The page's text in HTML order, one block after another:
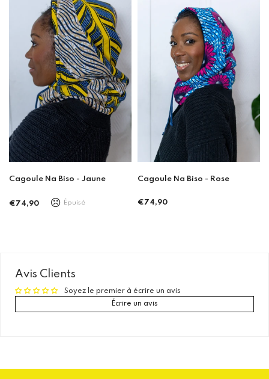
- Jaune
Épuisé
Cagoule Na Biso - Rose
€74,90
Cagoule Na
Avis Clients
Soyez le premier à écrire un avis
Écrire un avis